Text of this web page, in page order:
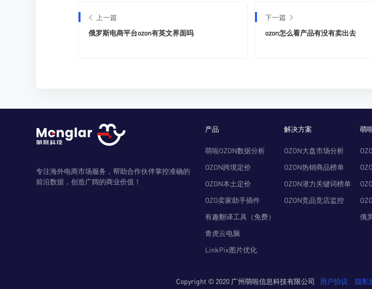
上一篇
俄罗斯电商平台ozon有英文界面吗
下一篇
ozon怎么看产品有没有卖出去
专注海外电商市场服务，帮助合作伙伴掌控准确的
前沿数据，创造广阔的商业价值！
产品
萌啦OZON数据分析
OZON跨境定价
OZON本土定价
OZO卖家助手插件
有趣翻译工具（免费）
青虎云电脑
LinkPix图片优化
解决方案
OZON大盘市场分析
OZON热销商品榜单
OZON潜力关键词榜单
OZON竞品竞店监控
萌
俄
Copyright © 2020 广州萌啦信息科技有限公司 用户协议 隐私